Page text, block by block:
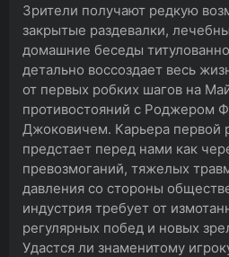
Зрители получают редкую
закрытые раздевалки,
домашние беседы
детально воссоздает весь
от первых робких шагов на
противостояний с Роджером
Джоковичем. Карьера первой
предстает перед нами как
превозмоганий, тяжелых
давления со стороны
индустрия требует от
регулярных побед и новых
Удастся ли знаменитому